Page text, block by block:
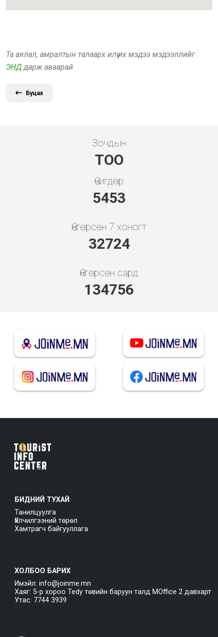
Та аялал, амралтын талаарх илүү их мэдээ мэдээллийг
ЭНД дарж аваарай
Буцах
Зочдын
ТОО
Өчигдөр
5843
Өнгөрсөн 7 хоногт
35061
Өнгөрсөн сард
144381
БИДНИЙ ТУХАЙ
Танилцуулга
Үйлчилгээний төрөл
Хамтрагч байгууллага
ХОЛБОО БАРИХ
Имэйл: info@joinme.mn
Хаяг: 5-р хороо Tedy төвийн баруун талд MOffice 2 давхарт
Утас: 7744 3939